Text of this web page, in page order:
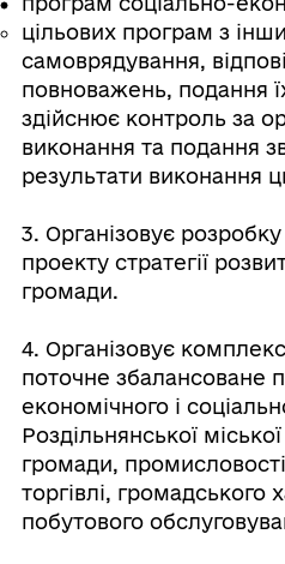
цільових програм з
самоврядування,
повноважень, подання
здійснює контроль за
виконання та подання
результати виконання
3. Організовує
проекту стратегії
громади.
4. Організовує
поточне збалансоване
економічного і
Роздільнянської
громади,
торгівлі, громадського
побутового